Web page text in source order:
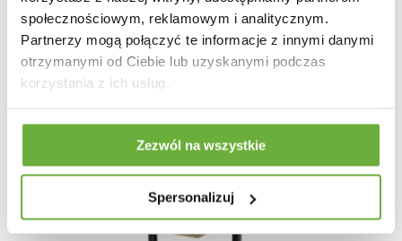
społecznościowym, reklamowym i analitycznym.
Partnerzy mogą połączyć te informacje z innymi danymi
otrzymanymi od Ciebie lub uzyskanymi podczas
korzystania z ich usług.
Zezwól na wszystkie
Spersonalizuj